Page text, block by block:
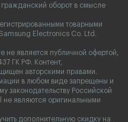
оборот в смысле
товарными
Electronics Co. Ltd.
не является публичной офертой,
ГК РФ. Контент,
авторскими правами.
в любом виде запрещены и
законодательству Российской
являются оригинальными
дополнительную скидку на